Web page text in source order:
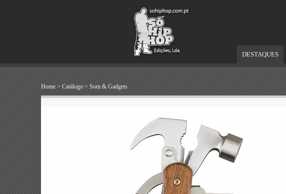
DESTAQUES
Home > Catálogo > Som & Gadgets